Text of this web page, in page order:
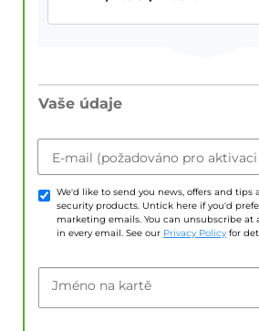
Vaše údaje
E-mail (požadováno pro
We'd like to send you news, offers and tips
security products. Untick here if you'd
marketing emails. You can unsubscribe
in every email. See our Privacy Policy for
Jméno na kartě